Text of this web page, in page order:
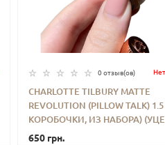
0 отзыв(ов)
CHARLOTTE TILBURY MATTE
REVOLUTION (PILLOW TALK)
КОРОБОЧКИ, ИЗ НАБОРА)
650 грн.
- +